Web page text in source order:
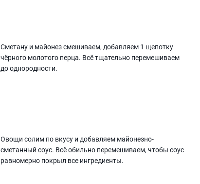
Сметану и майонез смешиваем, добавляем 1 щепотку
чёрного молотого перца. Всё тщательно перемешиваем
до однородности.
Овощи солим по вкусу и добавляем майонезно-
сметанный соус. Всё обильно перемешиваем, чтобы соус
равномерно покрыл все ингредиенты.